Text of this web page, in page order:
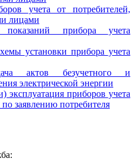
учета от потребителей,
лицами
прибора учета
установки прибора учета
актов безучетного и
электрической энергии
эксплуатация приборов учета
заявлению потребителя